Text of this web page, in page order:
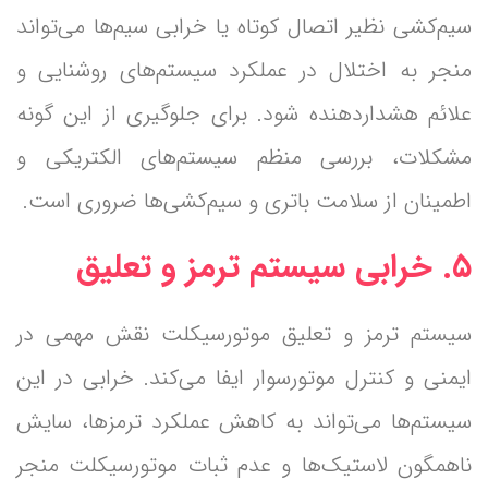
سیم‌کشی نظیر اتصال کوتاه یا خرابی سیم‌ها می‌تواند
منجر به اختلال در عملکرد سیستم‌های روشنایی و
علائم هشداردهنده شود. برای جلوگیری از این گونه
مشکلات، بررسی منظم سیستم‌های الکتریکی و
اطمینان از سلامت باتری و سیم‌کشی‌ها ضروری است.
۵. خرابی سیستم ترمز و تعلیق
سیستم ترمز و تعلیق موتورسیکلت نقش مهمی در
ایمنی و کنترل موتورسوار ایفا می‌کند. خرابی در این
سیستم‌ها می‌تواند به کاهش عملکرد ترمزها، سایش
ناهمگون لاستیک‌ها و عدم ثبات موتورسیکلت منجر